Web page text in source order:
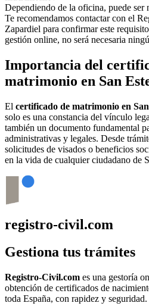
Dependiendo de la oficina, puede ser
Te recomendamos contactar con el
Zapardiel para confirmar este
gestión online, no será necesaria
Importancia del
matrimonio en San
El certificado de matrimonio en
solo es una constancia del vínculo
también un documento fundamental
administrativas y legales. Desde
solicitudes de visados o beneficios
en la vida de cualquier ciudadano de
registro-civil.com
Gestiona tus trámites
Registro-Civil.com es una gestoría
obtención de certificados de
toda España, con rapidez y seguridad.